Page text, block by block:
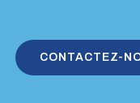
CONTACTEZ-